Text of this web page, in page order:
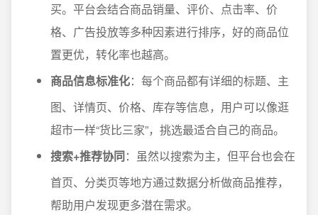
买。平台会结合商品销量、评价、点击率、价
格、广告投放等多种因素进行排序，好的商品位
置更优，转化率也越高。
商品信息标准化：每个商品都有详细的标题、主
图、详情页、价格、库存等信息，用户可以像逛
超市一样“货比三家”，挑选最适合自己的商品。
搜索+推荐协同：虽然以搜索为主，但平台也会在
首页、分类页等地方通过数据分析做商品推荐，
帮助用户发现更多潜在需求。